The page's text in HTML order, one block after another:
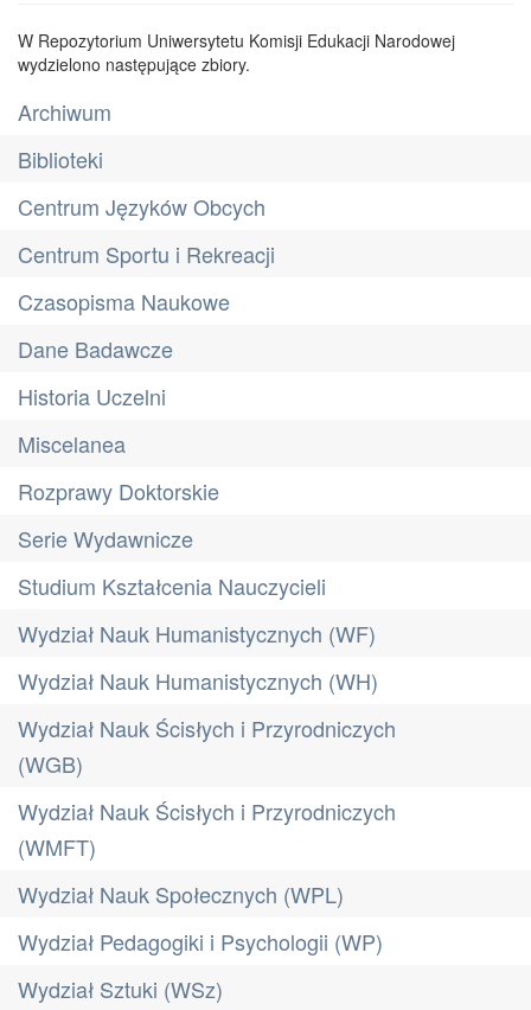
W Repozytorium Uniwersytetu Komisji Edukacji Narodowej
wydzielono następujące zbiory.
Archiwum
Biblioteki
Centrum Języków Obcych
Centrum Sportu i Rekreacji
Czasopisma Naukowe
Dane Badawcze
Historia Uczelni
Miscelanea
Rozprawy Doktorskie
Serie Wydawnicze
Studium Kształcenia Nauczycieli
Wydział Nauk Humanistycznych (WF)
Wydział Nauk Humanistycznych (WH)
Wydział Nauk Ścisłych i Przyrodniczych
(WGB)
Wydział Nauk Ścisłych i Przyrodniczych
(WMFT)
Wydział Nauk Społecznych (WPL)
Wydział Pedagogiki i Psychologii (WP)
Wydział Sztuki (WSz)